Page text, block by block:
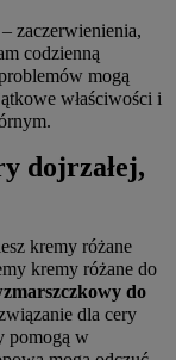
zaczerwienienia,
codzienną
mogą
właściwości i
dojrzałej,
kremy różane
kremy różane do
do
dla cery
pomogą w